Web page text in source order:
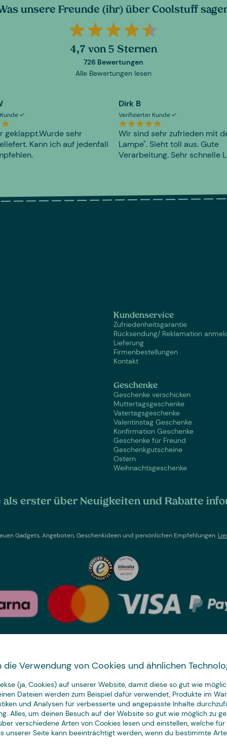
die Verwendung von Cookies und ähnlichen
(ja, Cookies) auf unserer Website, damit diese so gut wie
Dateien werden zum Beispiel dafür verwendet, Produkte im
und Analysen für verbesserte und angepasste Inhalte
Alles, um deinen Besuch auf der Website so gut wie möglich zu
verschiedene Arten von Cookies lesen und einstellen, welche
unserer Seite kann beeinträchtigt werden, wenn du bestimmte
unsere Freunde (ihr) über Coolstuff
4,7 von 5 Sternen
726 Bewertungen
Alle Bewertungen lesen
geklappt.Wurde sehr
Kann ich auf jedenfall
Dirk B
Verifizierter Kunde
Wir sind sehr zufrieden mit
Lampe". Sieht toll aus. Gute
Verarbeitung. Sehr schnelle
Kundenservice
Zufriedenheitsgarantie
Rücksendung/ Reklamation
Lieferung
Firmenbestellungen
Kontakt
Geschenke
Geschenke verschicken
Muttertagsgeschenke
Vatertagsgeschenke
Valentinstag Geschenke
Konfirmation Geschenke
Geschenke für Freund
Geschenkgutscheine
Ostern
Weihnachtsgeschenke
als erster über Neuigkeiten und Rabatte
Gadgets, Angeboten, Geschenkideen und persönlichen Empfehlungen.
We have
just the thing.